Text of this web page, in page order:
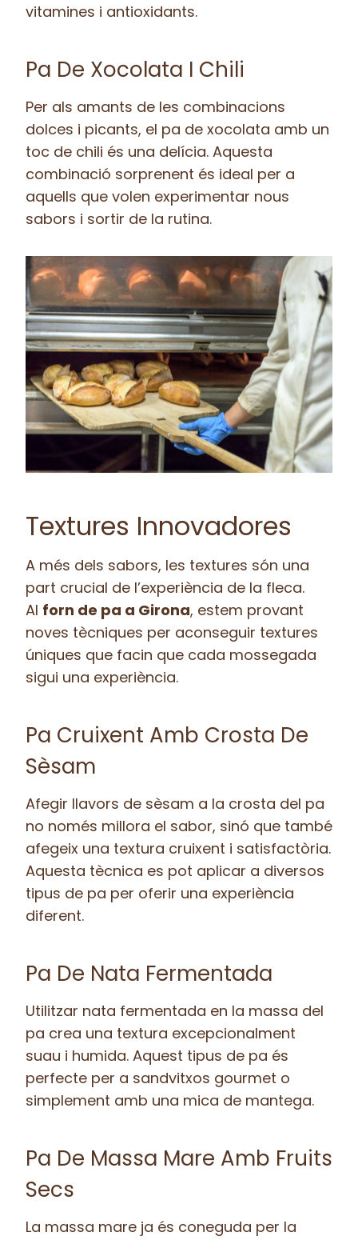
vitamines i antioxidants.
Pa De Xocolata I Chili
Per als amants de les combinacions
dolces i picants, el pa de xocolata amb un
toc de chili és una delícia. Aquesta
combinació sorprenent és ideal per a
aquells que volen experimentar nous
sabors i sortir de la rutina.
Textures Innovadores
A més dels sabors, les textures són una
part crucial de l’experiència de la fleca.
Al forn de pa a Girona, estem provant
noves tècniques per aconseguir textures
úniques que facin que cada mossegada
sigui una experiència.
Pa Cruixent Amb Crosta De
Sèsam
Afegir llavors de sèsam a la crosta del pa
no només millora el sabor, sinó que també
afegeix una textura cruixent i satisfactòria.
Aquesta tècnica es pot aplicar a diversos
tipus de pa per oferir una experiència
diferent.
Pa De Nata Fermentada
Utilitzar nata fermentada en la massa del
pa crea una textura excepcionalment
suau i humida. Aquest tipus de pa és
perfecte per a sandvitxos gourmet o
simplement amb una mica de mantega.
Pa De Massa Mare Amb Fruits
Secs
La massa mare ja és coneguda per la